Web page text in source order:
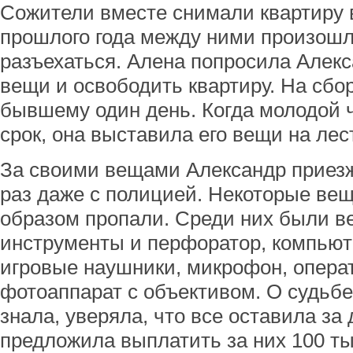
Сожители вместе снимали квартиру
прошлого года между ними
разъехаться. Алена попросила
вещи и освободить квартиру. На
бывшему один день. Когда молодой
срок, она выставила его вещи на
За своими вещами Александр
раз даже с полицией. Некоторые
образом пропали. Среди них были
инструменты и перфоратор,
игровые наушники, микрофон,
фотоаппарат с объективом. О
знала, уверяла, что все оставила
предложила выплатить за них 100